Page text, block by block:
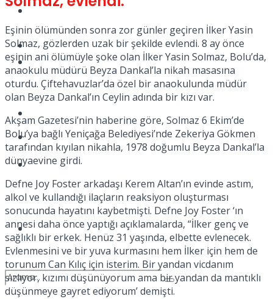
TV
Kadınca
Dünya
Sinema
Tatil
Spor
Podcast
Eşinin ölümünden sonra zor günler geçiren İlker Yasin
Solmaz, gözlerden uzak bir şekilde evlendi. 8 ay önce
eşinin ani ölümüyle şoke olan İlker Yasin Solmaz, Bolu’da,
anaokulu müdürü Beyza Dankal’la nikah masasına
oturdu. Çiftehavuzlar’da özel bir anaokulunda müdür
olan Beyza Dankal’ın Ceylin adında bir kızı var.
Akşam Gazetesi’nin haberine göre, Solmaz 6 Ekim’de
Bolu’ya bağlı Yeniçağa Belediyesi’nde Zekeriya Gökmen
tarafından kıyılan nikahla, 1978 doğumlu Beyza Dankal’la
dünyaevine girdi.
Defne Joy Foster arkadaşı Kerem Altan’ın evinde astım,
alkol ve kullandığı ilaçların reaksiyon oluşturması
sonucunda hayatını kaybetmişti. Defne Joy Foster ‘ın
annesi daha önce yaptığı açıklamalarda, “İlker genç ve
sağlıklı bir erkek. Henüz 31 yaşında, elbette evlenecek.
Evlenmesini ve bir yuva kurmasını hem İlker için hem de
torunum Can Kılıç için isterim. Bir yandan vicdanım
sızlıyor, kızımı düşünüyorum ama bir yandan da mantıklı
düşünmeye gayret ediyorum’ demişti.